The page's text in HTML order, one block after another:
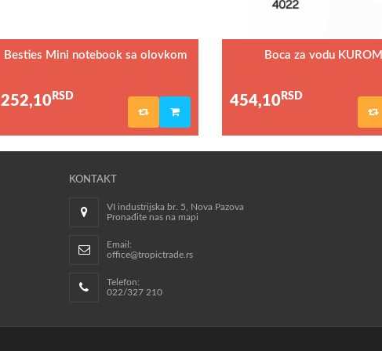
Besties Mini notebook sa olovkom
252,10RSD
Boca za vodu KUROMI
454,10 RSD
KONTAKT
VI industrijska br. 5, Nova Pazova
Pronađite nas na mapi
Email:
office@tropictrade.rs
Telefon:
022/327 210